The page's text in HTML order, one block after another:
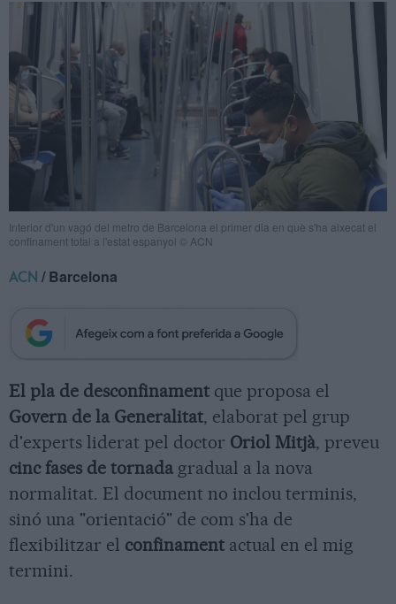
Interior d'un vagó del metro de Barcelona el primer dia en què s'ha aixecat el
confinament total a l'estat espanyol © ACN
ACN / Barcelona
El pla de desconfinament que proposa el
Govern de la Generalitat, elaborat pel grup
d'experts liderat pel doctor Oriol Mitjà, preveu
cinc fases de tornada gradual a la nova
normalitat. El document no inclou terminis,
sinó una "orientació" de com s'ha de
flexibilitzar el confinament actual en el mig
termini.